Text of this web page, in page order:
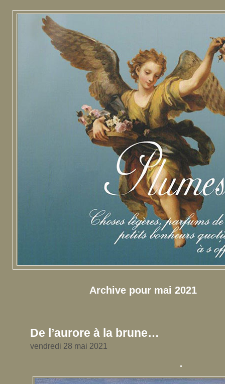
Archive pour mai 2021
De l’aurore à la brune…
vendredi 28 mai 2021
.